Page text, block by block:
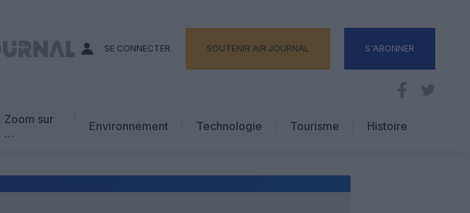
SE CONNECTER SOUTENIR AIR JOURNAL S'ABONNER
Zoom sur
…
Environnement Technologie
Tourisme
Hôtellerie
Histoire